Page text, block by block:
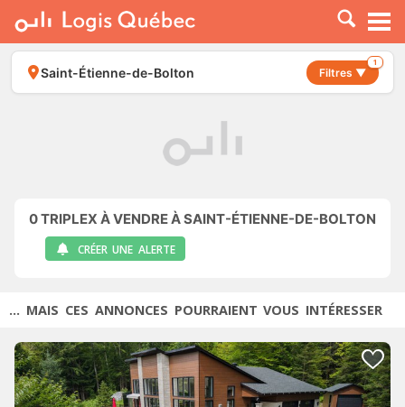
À LOUER
À VENDRE
PLACER UNE ANNONCE
Saint-Étienne-de-Bolton Filtres ▼
1
0TRIPLEX À VENDRE À SAINT-ÉTIENNE-DE-BOLTON
CRÉER UNE ALERTE
... MAIS CES ANNONCES POURRAIENT VOUS INTÉRESSER